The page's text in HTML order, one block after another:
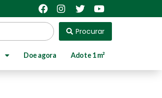
Procurar
Doe agora Adote 1 m²